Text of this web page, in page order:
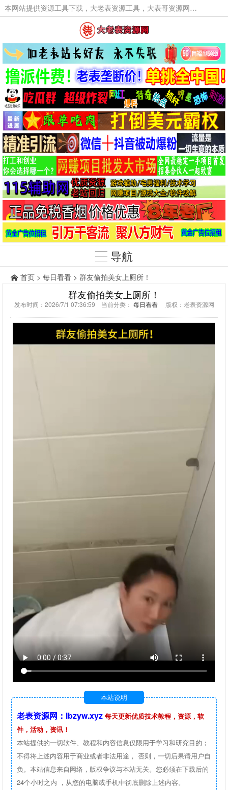
本网站提供资源工具下载，大老表资源工具，大表哥资源网软件工具，大老表资源下载，活动线报福利资源分享,活动线报，大型网游经典游戏，网络热门技术游戏辅助交流与分享。
导航
首页 > 每日看看 > 群友偷拍美女上厕所！
群友偷拍美女上厕所！
发布时间：2026/7/1 07:36:59 当前分类： 每日看看版权：老表资源网
本站说明
老表资源网：lbzyw.xyz 每天更新优质技术教程，资源，软
件，活动，资讯！
本站提供的一切软件、教程和内容信息仅限用于学习和研究目的；
不得将上述内容用于商业或者非法用途， 否则，一切后果请用户自
负。本站信息来自网络，版权争议与本站无关。您必须在下载后的
24个小时之内 ，从您的电脑或手机中彻底删除上述内容。